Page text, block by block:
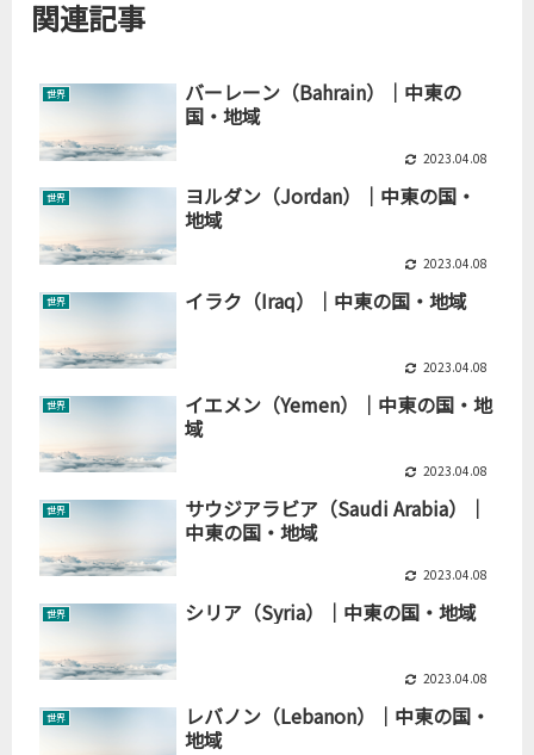
関連記事
世界
バーレーン（Bahrain）｜中東の
国・地域
2023.04.08
世界
ヨルダン（Jordan）｜中東の国・
地域
2023.04.08
世界 イラク（Iraq）｜中東の国・地域
2023.04.08
世界
イエメン（Yemen）｜中東の国・地
域
2023.04.08
世界
サウジアラビア（Saudi Arabia）｜
中東の国・地域
2023.04.08
世界 シリア（Syria）｜中東の国・地域
2023.04.08
世界
レバノン（Lebanon）｜中東の国・
地域